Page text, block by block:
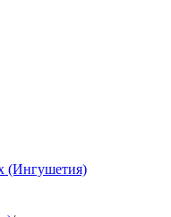
(Ингушетия)